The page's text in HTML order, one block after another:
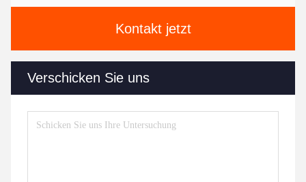
Kontakt jetzt
Verschicken Sie uns